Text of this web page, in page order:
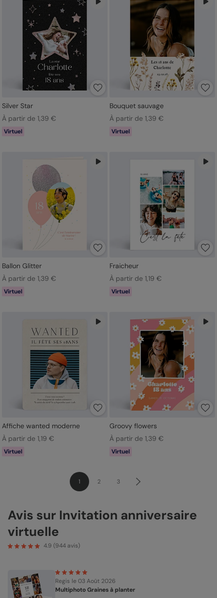
Silver Star
À partir de 1,39 €
Virtuel
Bouquet sauvage
À partir de 1,39 €
Virtuel
Ballon Glitter
À partir de 1,39 €
Virtuel
Fraicheur
À partir de 1,19 €
Virtuel
Affiche wanted moderne
À partir de 1,19 €
Virtuel
Groovy flowers
À partir de 1,39 €
Virtuel
1 2 3
Avis sur Invitation anniversaire
virtuelle
4.9 (944 avis)
Regis le 03 Août 2026
Multiphoto Graines à planter